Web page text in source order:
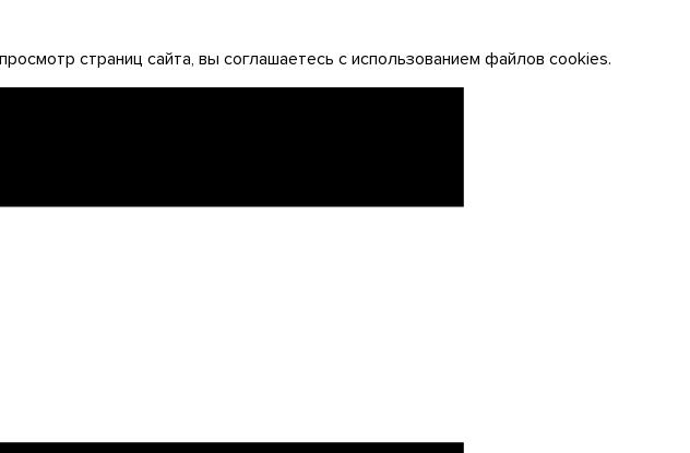
страниц сайта, вы соглашаетесь с использованием файлов cookies.